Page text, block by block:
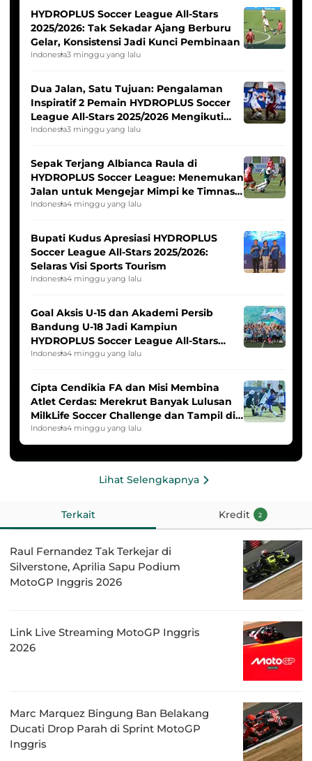
HYDROPLUS Soccer League All-Stars
2025/2026: Tak Sekadar Ajang Berburu
Gelar, Konsistensi Jadi Kunci Pembinaan
Indonesia3 minggu yang lalu
Dua Jalan, Satu Tujuan: Pengalaman
Inspiratif 2 Pemain HYDROPLUS Soccer
League All-Stars 2025/2026 Mengikuti
Seleksi Timnas Indonesia Putri
Indonesia3 minggu yang lalu
Sepak Terjang Albianca Raula di
HYDROPLUS Soccer League: Menemukan
Jalan untuk Mengejar Mimpi ke Timnas
Indonesia Putri
Indonesia4 minggu yang lalu
Bupati Kudus Apresiasi HYDROPLUS
Soccer League All-Stars 2025/2026:
Selaras Visi Sports Tourism
Indonesia4 minggu yang lalu
Goal Aksis U-15 dan Akademi Persib
Bandung U-18 Jadi Kampiun
HYDROPLUS Soccer League All-Stars
2025/2026
Indonesia4 minggu yang lalu
Cipta Cendikia FA dan Misi Membina
Atlet Cerdas: Merekrut Banyak Lulusan
MilkLife Soccer Challenge dan Tampil di
HYDROPLUS Soccer League
Indonesia4 minggu yang lalu
Lihat Selengkapnya
Terkait Kredit 2
Raul Fernandez Tak Terkejar di
Silverstone, Aprilia Sapu Podium
MotoGP Inggris 2026
Link Live Streaming MotoGP Inggris
2026
Marc Marquez Bingung Ban Belakang
Ducati Drop Parah di Sprint MotoGP
Inggris